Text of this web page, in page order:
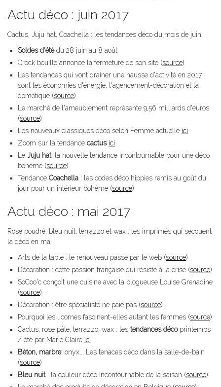
Actu déco : juin 2017
Cactus, Juju hat, Coachella : les tendances déco du mois de juin
Soldes d'étédu 28 juin au 8 août
Crock bouille annonce la fermeture de son site (source)
Les tendances qui vont drainer une hausse d'activité en 2017
sont les économies d'énergie, l'agencement-décoration et la
domotique (source)
Le marché de l'ameublement représente 9,56 milliards d'euros
(source)
Les nouveaux classiques déco selon Femme actuelle ici
Zoom sur la tendance cactus ici
Le Juju hat, la nouvelle tendance incontournable pour une déco
bohème (source)
Tendance Coachella : les codes déco hippies remis au goût du
jour pour un intérieur bohème (source)
Actu déco : mai 2017
Rose poudré, bleu nuit, terrazzo et wax : les imprimés qui secouent
la déco en mai
Arts de la table : le renouveau passe par le web (source)
Décoration : cette passion française qui résiste à la crise (source)
SoCoo'c conçoit une cuisine avec la blogueuse Louise Grenadine
(source)
Décoration : être spécialiste ne paie pas (source)
Pourquoi les licornes fascinent-elles autant les femmes (source)
Cactus, rose pâle, terrazzo, wax : les tendances décoprintemps
/ été par Marie Claire ici
Béton, marbre, onyx... Les tenaces déco dans la salle-de-bain
(source)
Bleu nuit: la couleur déco incontournable de la saison (source)